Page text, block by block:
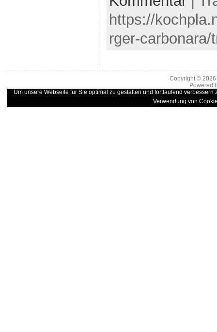
https://
rger-
Copyright ©
Powered
Um unsere Webseite für Sie optimal zu gestalten und fortlaufend
Verwendung von